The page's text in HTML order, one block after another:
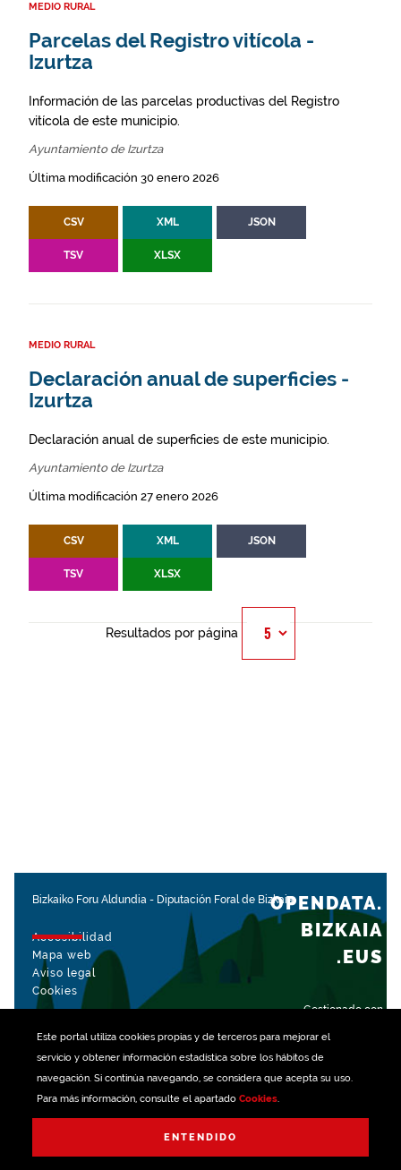
Este portal utiliza cookiespropias y de terceros para mejorar el
servicio y obtener información estadística sobre los hábitos de
navegación. Si continúa navegando, se considera que acepta su uso.
Para más información, consulte el apartado Cookies.
ENTENDIDO
MEDIO RURAL
Parcelas del Registro vitícola -
Izurtza
Información de las parcelas productivas del Registro
vitícola de este municipio.
Ayuntamiento de Izurtza
Última modificación 30 enero 2026
CSV XML JSON
TSV XLSX
MEDIO RURAL
Declaración anual de superficies -
Izurtza
Declaración anual de superficies de este municipio.
Ayuntamiento de Izurtza
Última modificación 27 enero 2026
CSV XML JSON
TSV XLSX
Resultados por página
Bizkaiko Foru Aldundia - Diputación Foral de Bizkaia
Accesibilidad
Mapa web
Aviso legal
Cookies
Gestionado con
OPENDATA.
BIZKAIA
.EUS